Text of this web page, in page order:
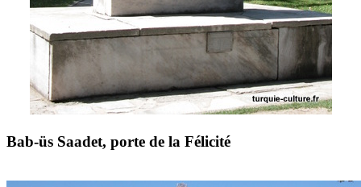
Bab-üs Saadet, porte de la Félicité